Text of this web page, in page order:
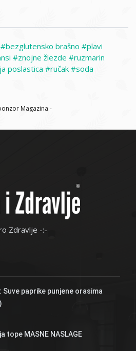
bezglutensko brašno
plavi
znojne žlezde
ruzmarin
poslastica ručak
soda
Magazina -
Zdravlje -:-
Suve paprike punjene orasima
tope MASNE NASLAGE